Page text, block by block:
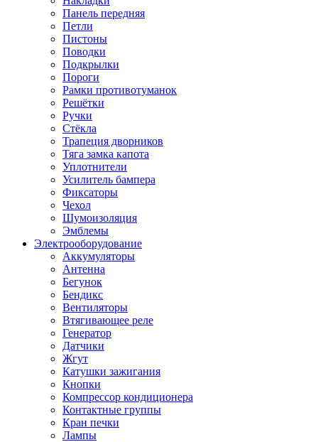
Панель передняя
Петли
Пистоны
Поводки
Подкрылки
Пороги
Рамки противотуманок
Решётки
Ручки
Стёкла
Трапеция дворников
Тяга замка капота
Уплотнители
Усилитель бампера
Фиксаторы
Чехол
Шумоизоляция
Эмблемы
Электрооборудование
Аккумуляторы
Антенна
Бегунок
Бендикс
Вентиляторы
Втягивающее реле
Генератор
Датчики
Жгут
Катушки зажигания
Кнопки
Компрессор кондиционера
Контактные группы
Кран печки
Лампы